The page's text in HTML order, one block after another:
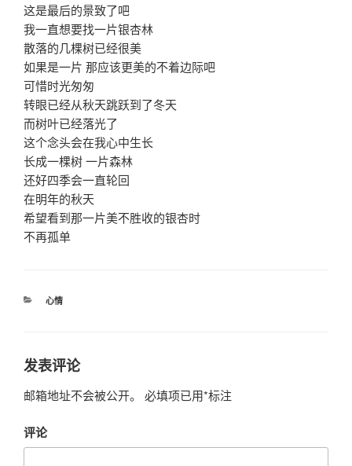
这是最后的景致了吧
我一直想要找一片银杏林
散落的几棵树已经很美
如果是一片 那应该更美的不着边际吧
可惜时光匆匆
转眼已经从秋天跳跃到了冬天
而树叶已经落光了
这个念头会在我心中生长
长成一棵树 一片森林
还好四季会一直轮回
在明年的秋天
希望看到那一片美不胜收的银杏时
不再孤单
分
心情
发表评论
邮箱地址不会被公开。 必填项已用*标注
评论